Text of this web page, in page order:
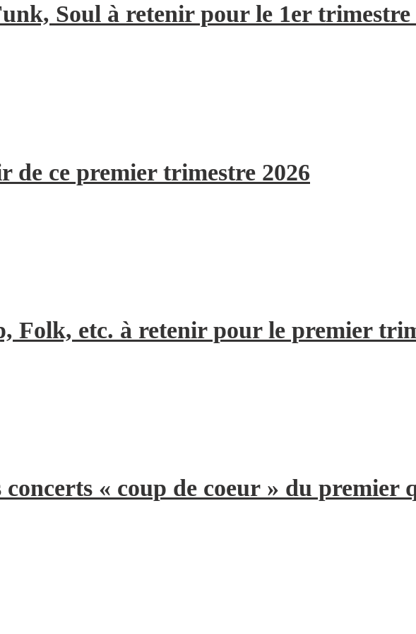
Soul à retenir pour le 1er trimestre
de ce premier trimestre 2026
Folk, etc. à retenir pour le premier
concerts « coup de coeur » du premier